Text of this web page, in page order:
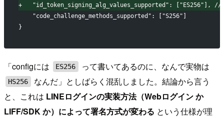
+
"id_token_signing_alg_values_supported": ["ES256"], //
   "code_challenge_methods_supported": ["S256"]
}
「configには ES256 って書いてあるのに、なんで実物は
HS256
なんだ」としばらく混乱しました。結論から言う
と、これは LINEログインの実装方法（Webログイン か
LIFF/SDK か）によって署名方式が変わる という仕様が理